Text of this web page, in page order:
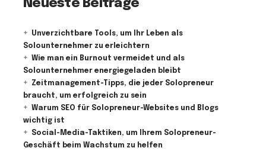
Neueste Beiträge
Unverzichtbare Tools, um Ihr Leben als
Solounternehmer zu erleichtern
Wie man ein Burnout vermeidet und als
Solounternehmer energiegeladen bleibt
Zeitmanagement-Tipps, die jeder Solopreneur
braucht, um erfolgreich zu sein
Warum SEO für Solopreneur-Websites und Blogs
wichtig ist
Social-Media-Taktiken, um Ihrem Solopreneur-
Geschäft beim Wachstum zu helfen